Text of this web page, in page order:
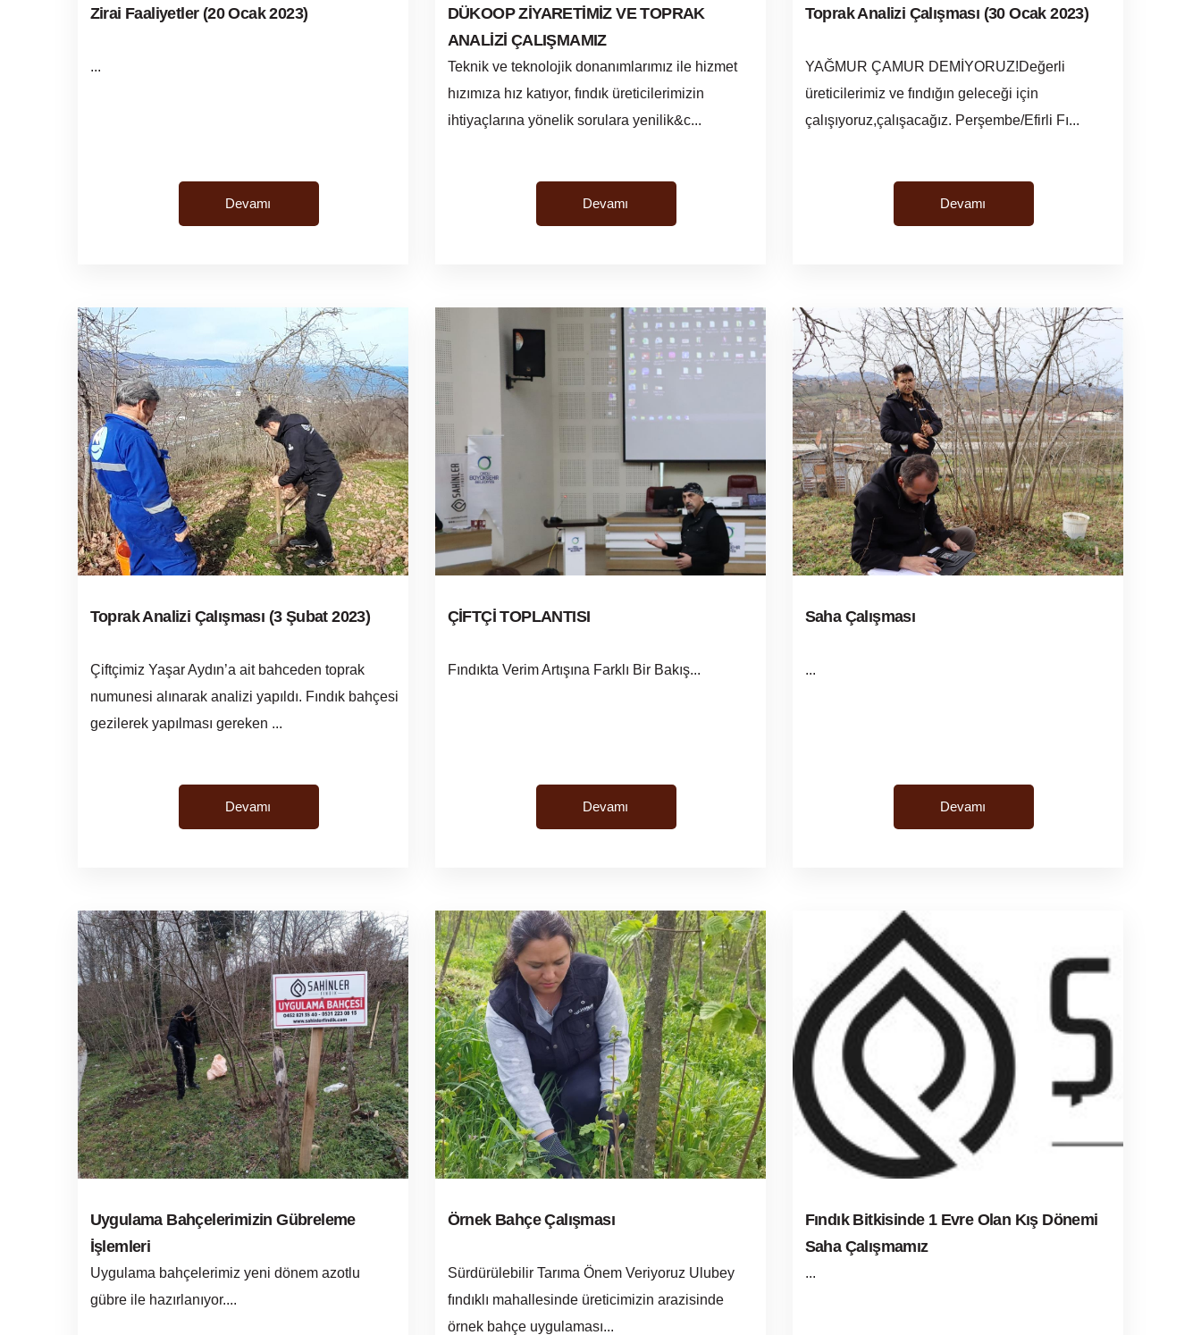
Zirai Faaliyetler (20 Ocak 2023)
...
Devamı
DÜKOOP ZİYARETİMİZ VE TOPRAK
ANALİZİ ÇALIŞMAMIZ
Teknik ve teknolojik donanımlarımız ile hizmet
hızımıza hız katıyor, fındık üreticilerimizin
ihtiyaçlarına yönelik sorulara yenilik&c...
Devamı
Toprak Analizi Çalışması (30 Ocak 2023)
YAĞMUR ÇAMUR DEMİYORUZ!Değerli
üreticilerimiz ve fındığın geleceği için
çalışıyoruz,çalışacağız. Perşembe/Efirli Fı...
Devamı
Toprak Analizi Çalışması (3 Şubat 2023)
Çiftçimiz Yaşar Aydın’a ait bahceden toprak
numunesi alınarak analizi yapıldı. Fındık bahçesi
gezilerek yapılması gereken ...
Devamı
ÇİFTÇİ TOPLANTISI
Fındıkta Verim Artışına Farklı Bir Bakış...
Devamı
Saha Çalışması
...
Devamı
Uygulama Bahçelerimizin Gübreleme
İşlemleri
Uygulama bahçelerimiz yeni dönem azotlu
gübre ile hazırlanıyor....
Örnek Bahçe Çalışması
Sürdürülebilir Tarıma Önem Veriyoruz Ulubey
fındıklı mahallesinde üreticimizin arazisinde
örnek bahçe uygulaması...
Fındık Bitkisinde 1 Evre Olan Kış Dönemi
Saha Çalışmamız
...